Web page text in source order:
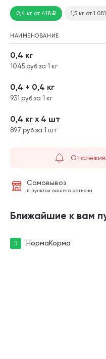
0,4 кг от 418₽ 1,5 кг от 1 081
НАИМЕНОВАНИЕ
0,4 кг
1045 руб за 1 кг
0,4 + 0,4 кг
931 руб за 1 кг
0,4 кг х 4 шт
897 руб за 1 шт
Самовывоз
в пунктах вашего региона
Ближайшие к вам
НормаКорма